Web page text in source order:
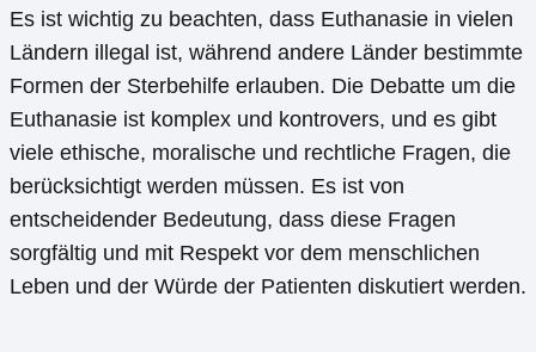
Es ist wichtig zu beachten, dass Euthanasie in vielen
Ländern illegal ist, während andere Länder bestimmte
Formen der Sterbehilfe erlauben. Die Debatte um die
Euthanasie ist komplex und kontrovers, und es gibt
viele ethische, moralische und rechtliche Fragen, die
berücksichtigt werden müssen. Es ist von
entscheidender Bedeutung, dass diese Fragen
sorgfältig und mit Respekt vor dem menschlichen
Leben und der Würde der Patienten diskutiert werden.